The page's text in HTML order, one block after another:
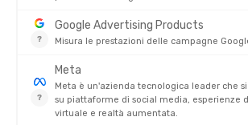
Perché questo prodotto: Costruzione